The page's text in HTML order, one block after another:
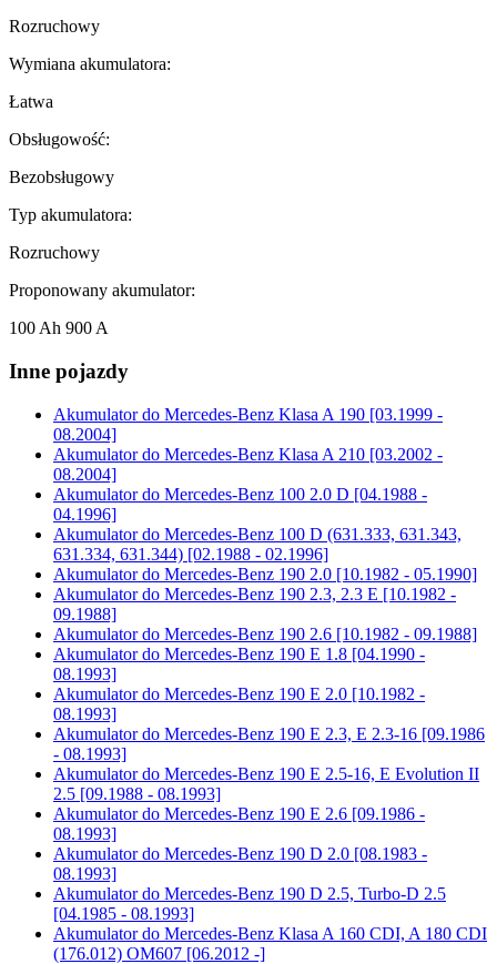
Rozruchowy
Wymiana akumulatora:
Łatwa
Obsługowość:
Bezobsługowy
Typ akumulatora:
Rozruchowy
Proponowany akumulator:
100 Ah 900 A
Inne pojazdy
Akumulator do Mercedes-Benz Klasa A 190 [03.1999 -
08.2004]
Akumulator do Mercedes-Benz Klasa A 210 [03.2002 -
08.2004]
Akumulator do Mercedes-Benz 100 2.0 D [04.1988 -
04.1996]
Akumulator do Mercedes-Benz 100 D (631.333, 631.343,
631.334, 631.344) [02.1988 - 02.1996]
Akumulator do Mercedes-Benz 190 2.0 [10.1982 - 05.1990]
Akumulator do Mercedes-Benz 190 2.3, 2.3 E [10.1982 -
09.1988]
Akumulator do Mercedes-Benz 190 2.6 [10.1982 - 09.1988]
Akumulator do Mercedes-Benz 190 E 1.8 [04.1990 -
08.1993]
Akumulator do Mercedes-Benz 190 E 2.0 [10.1982 -
08.1993]
Akumulator do Mercedes-Benz 190 E 2.3, E 2.3-16 [09.1986
- 08.1993]
Akumulator do Mercedes-Benz 190 E 2.5-16, E Evolution II
2.5 [09.1988 - 08.1993]
Akumulator do Mercedes-Benz 190 E 2.6 [09.1986 -
08.1993]
Akumulator do Mercedes-Benz 190 D 2.0 [08.1983 -
08.1993]
Akumulator do Mercedes-Benz 190 D 2.5, Turbo-D 2.5
[04.1985 - 08.1993]
Akumulator do Mercedes-Benz Klasa A 160 CDI, A 180 CDI
(176.012) OM607 [06.2012 -]